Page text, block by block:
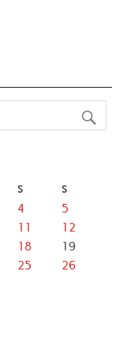
S S
4
5
11
12
18
19
25
26